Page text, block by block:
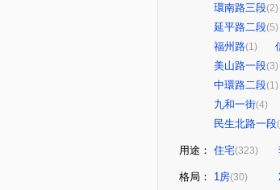
環南路三段(2)
延平路二段(5)
福州路(1)
美山路一段(3)
中環路二段(1)
九和一街(4)
民生北路一段
用途： 住宅(323)
格局： 1房(30)